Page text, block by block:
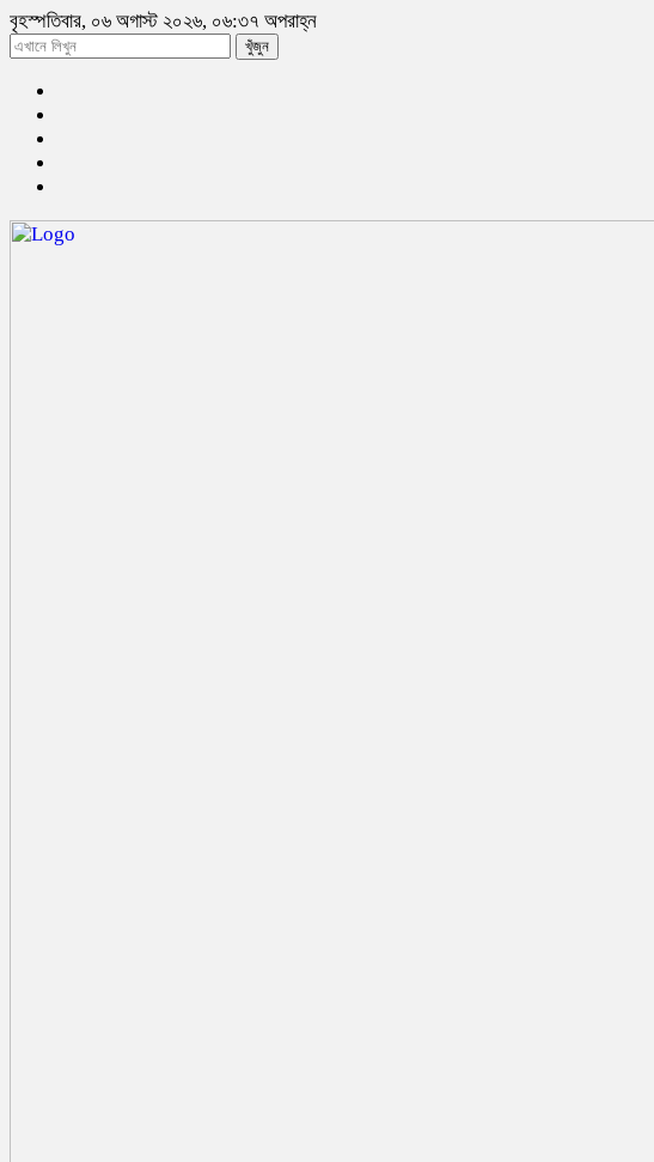
বৃহস্পতিবার, ০৬ অগাস্ট ২০২৬, ০৬:৩৭ অপরাহ্ন
খুঁজুন